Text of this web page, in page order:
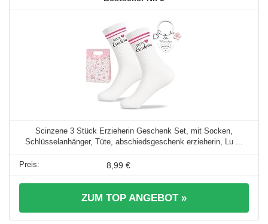
Scinzene 3 Stück Erzieherin Geschenk Set, mit Socken,
Schlüsselanhänger, Tüte, abschiedsgeschenk erzieherin, Lu ...
8,99 €
ZUM TOP ANGEBOT »